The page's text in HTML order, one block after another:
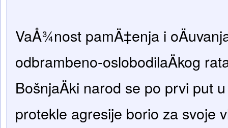
VaÅ¾nost pamÄ‡enja i
odbrambeno-oslobodilaÄkog
BošnjaÄki narod se po prvi put
protekle agresije borio za svoje